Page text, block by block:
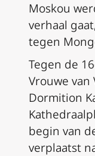
Moskou
verhaal
tegen
Tegen de
Vrouwe
Dormition
begin van
verplaatst